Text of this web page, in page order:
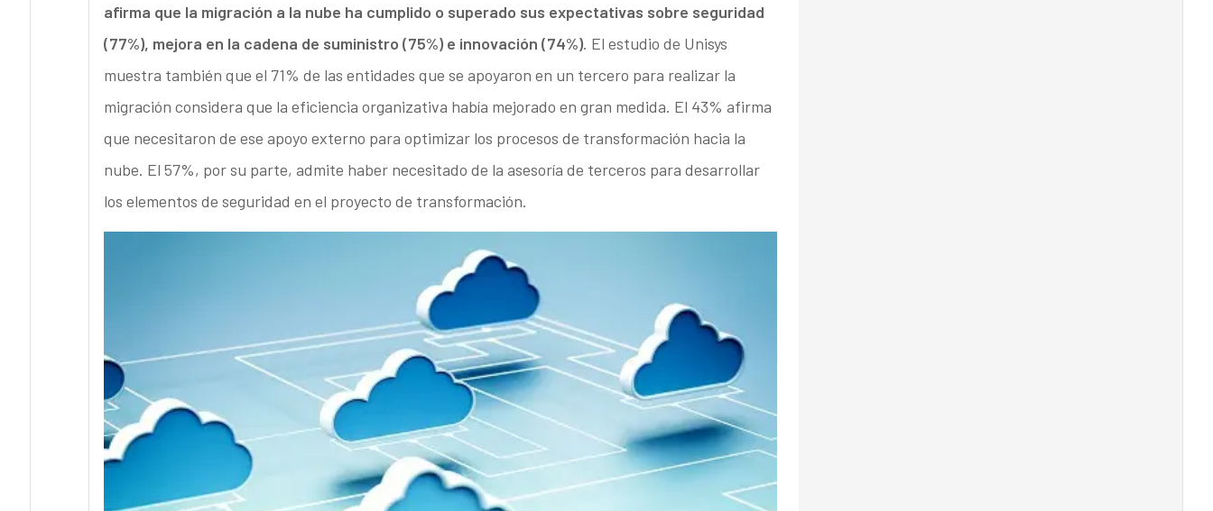
afirma que la migración a la nube ha cumplido o superado sus expectativas sobre seguridad
(77%), mejora en la cadena de suministro (75%) e innovación (74%). El estudio de Unisys
muestra también que el 71% de las entidades que se apoyaron en un tercero para realizar la
migración considera que la eficiencia organizativa había mejorado en gran medida. El 43% afirma
que necesitaron de ese apoyo externo para optimizar los procesos de transformación hacia la
nube. El 57%, por su parte, admite haber necesitado de la asesoría de terceros para desarrollar
los elementos de seguridad en el proyecto de transformación.